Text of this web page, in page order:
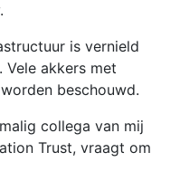
is vernield
akkers met
beschouwd.
collega van mij
Trust, vraagt om